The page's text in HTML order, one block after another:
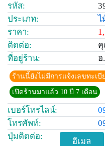
รหัส:
ประเภท:
ไ
ราคา:
ติดต่อ:
ที่อยู่ร้าน:
อ
ร้านนี้ยังไม่มีการแจ้งเลขทะเ
เปิดร้านมาแล้ว 10 ปี 7 เดือน
เบอร์โทรไลน์:
โทรศัพท์:
ปุ่มติดต่อ:
อีเมล